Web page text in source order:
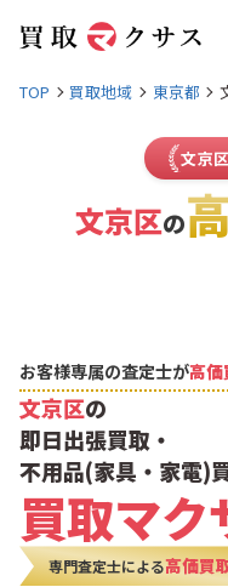
TOP 買取地域 東京都
文京
文京区の
お客様専属の査定士が高価
文京区の
即日出張買取・
不用品(家具・家電)
買取マク
専門査定士による高価買